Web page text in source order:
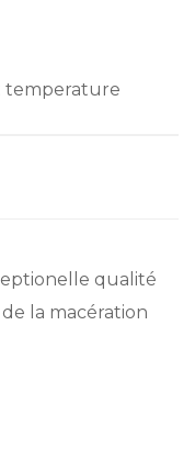
temperature
qualité
la macération